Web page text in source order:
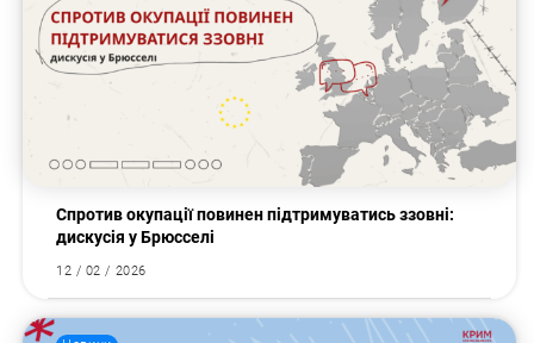
Спротив окупації повинен підтримуватись ззовні:
дискусія у Брюсселі
12 / 02 / 2026